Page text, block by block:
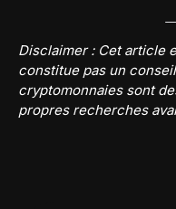
Disclaimer : Cet article
constitue pas un
cryptomonnaies sont
propres recherches